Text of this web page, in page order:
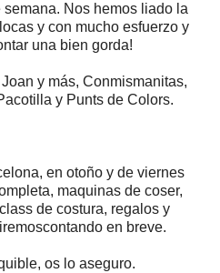
Nos hemos liado la
y con mucho esfuerzo y
una bien gorda!
y más, Conmismanitas,
y Punts de Colors.
en otoño y de viernes
maquinas de coser,
de costura, regalos y
en breve.
os lo aseguro.